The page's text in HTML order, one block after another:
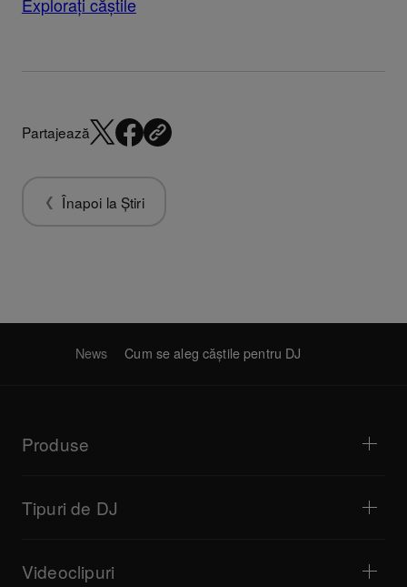
Partajează
Înapoi la Știri
News Cum se aleg căștile pentru DJ
Produse
Mixere DJ
Sisteme DJ complete
Mostre DJ
Efectori DJ
Tipuri de DJ
Transmisiune live
Baruri și localuri mici
Videoclipuri